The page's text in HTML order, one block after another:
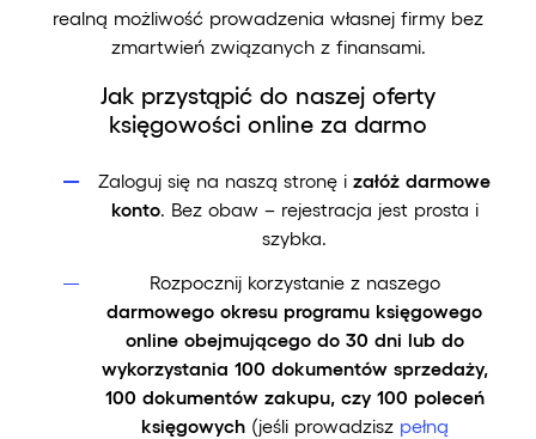
realną możliwość prowadzenia własnej firmy bez
zmartwień związanych z finansami.
Jak przystąpić do naszej oferty
księgowości online za darmo
Zaloguj się na naszą stronę izałóż darmowe
konto. Bez obaw – rejestracja jest prosta i
szybka.
Rozpocznij korzystanie z naszego
darmowego okresu programu księgowego
online obejmującego do 30 dni lub do
wykorzystania 100 dokumentów sprzedaży,
100 dokumentów zakupu, czy 100 poleceń
księgowych(jeśli prowadzisz pełną